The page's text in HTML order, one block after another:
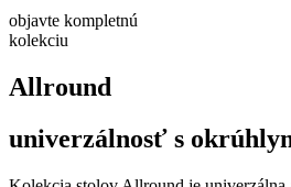
objavte kompletnú
kolekciu
Allround
univerzálnosť s